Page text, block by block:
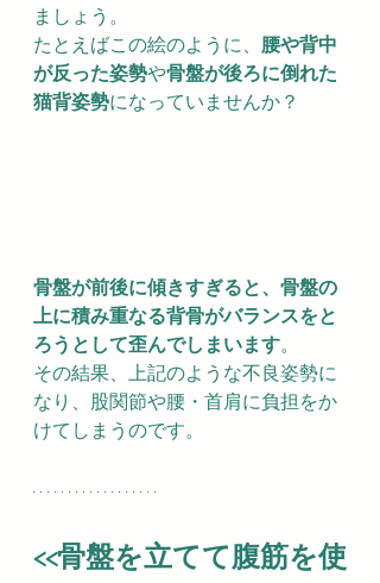
ましょう。
たとえばこの絵のように、 腰や背中
が反った姿勢や骨盤が後ろに倒れた
猫背姿勢になっていませんか？
骨盤が前後に傾きすぎると、骨盤の
上に積み重なる背骨がバランスをと
ろうとして歪んでしまいます。
その結果、上記のような不良姿勢に
なり、股関節や腰・首肩に負担をか
けてしまうのです。
<<骨盤を立てて腹筋を使